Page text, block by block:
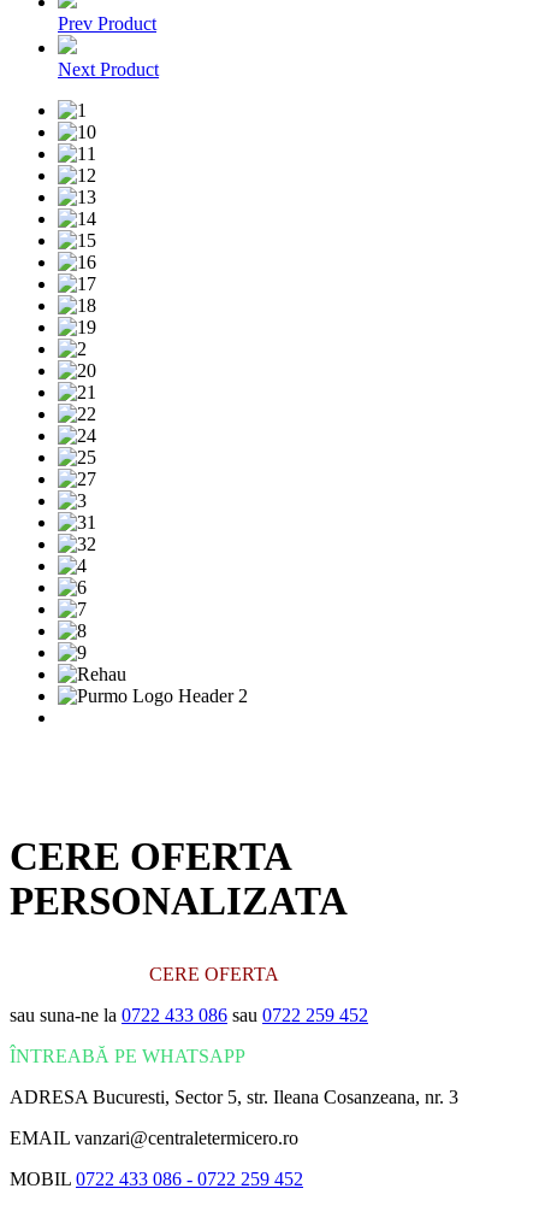
Prev Product
Next Product
CERE OFERTA
PERSONALIZATA
CERE OFERTA
sau suna-ne la 0722 433 086 sau 0722 259 452
ÎNTREABĂ PE WHATSAPP
ADRESA Bucuresti, Sector 5, str. Ileana Cosanzeana, nr. 3
EMAIL vanzari@centraletermicero.ro
MOBIL 0722 433 086 - 0722 259 452